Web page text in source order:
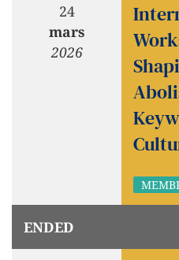
24
mars
2026
ENDED